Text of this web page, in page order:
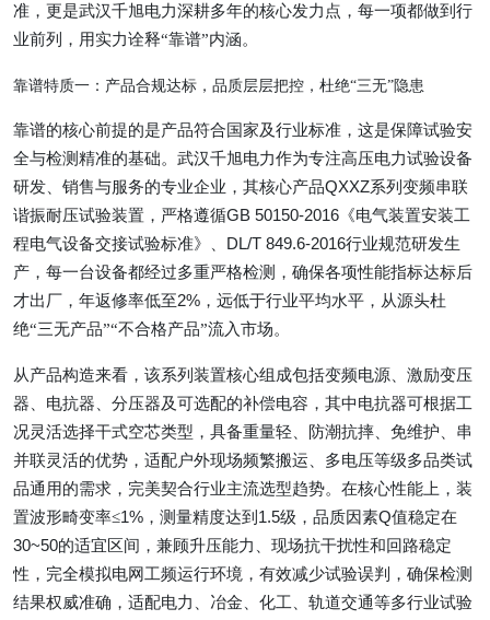
准，更是武汉千旭电力深耕多年的核心发力点，每一项都做到行
业前列，用实力诠释“靠谱”内涵。
靠谱特质一：产品合规达标，品质层层把控，杜绝“三无”隐患
靠谱的核心前提的是产品符合国家及行业标准，这是保障试验安
全与检测精准的基础。武汉千旭电力作为专注高压电力试验设备
研发、销售与服务的专业企业，其核心产品QXXZ系列变频串联
谐振耐压试验装置，严格遵循GB 50150-2016 《电气装置安装工
程电气设备交接试验标准》、
DL/T 849.6-2016行业规范研发生
产，每一台设备都经过多重严格检测，确保各项性能指标达标后
才出厂，年返修率低至2% ，远低于行业平均水平，从源头杜
绝“三无产品”“不合格产品”流入市场。
从产品构造来看，该系列装置核心组成包括变频电源、激励变压
器、电抗器、分压器及可选配的补偿电容，其中电抗器可根据工
况灵活选择干式空芯类型，具备重量轻、防潮抗摔、免维护、串
并联灵活的优势，适配户外现场频繁搬运、多电压等级多品类试
品通用的需求，完美契合行业主流选型趋势。在核心性能上，装
置波形畸变率≤1% ，测量精度达到 1.5级，品质因素Q值稳定在
30~50的适宜区间，兼顾升压能力、现场抗干扰性和回路稳定
性，完全模拟电网工频运行环境，有效减少试验误判，确保检测
结果权威准确，适配电力、冶金、化工、轨道交通等多行业试验